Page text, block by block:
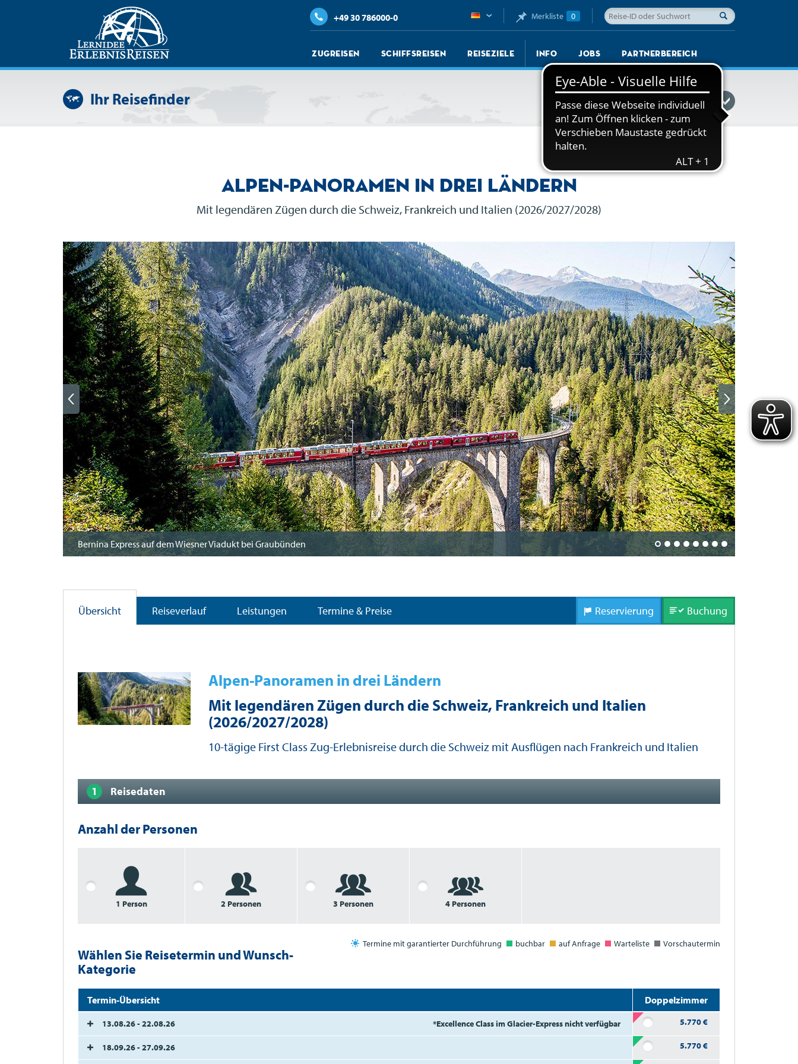
+49 30 786000-0 Merkliste 0
Zugreisen Schiffsreisen Reiseziele Info Jobs Partnerbereich
Reisefinder einblenden
Ihr Reisefinder
Alpen-Panoramen in drei Ländern
Mit legendären Zügen durch die Schweiz, Frankreich und Italien (2026/2027/2028)
Bernina Express auf dem Wiesner Viadukt bei Graubünden
Übersicht Reiseverlauf Leistungen Termine & Preise Buchung
Reservierung
Alpen-Panoramen in drei Ländern
Mit legendären Zügen durch die Schweiz, Frankreich und Italien
(2026/2027/2028)
10-tägige First Class Zug-Erlebnisreise durch die Schweiz mit Ausflügen nach Frankreich und Italien
Reisedaten
Anzahl der Personen
1 Person 2 Personen 3 Personen 4 Personen
Termine mit garantierter Durchführung buchbar auf Anfrage Warteliste Vorschautermin
Wählen Sie Reisetermin und Wunsch-
Kategorie
Termin-Übersicht Doppelzimmer
13.08.26 - 22.08.26 *Excellence Class im Glacier-Express nicht verfügbar 5.770€
18.09.26 - 27.09.26 5.770€